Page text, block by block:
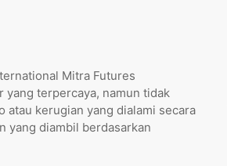
Mitra Futures
terpercaya, namun tidak
atau kerugian yang dialami secara
yang diambil berdasarkan